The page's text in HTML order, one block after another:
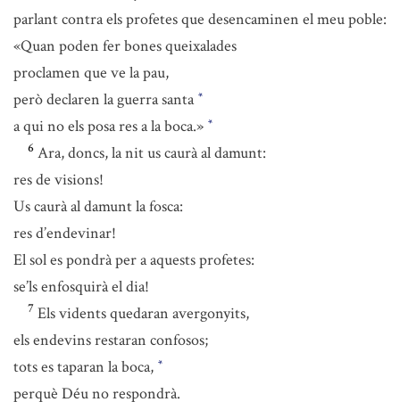
parlant contra els profetes que desencaminen el meu poble:
«Quan poden fer bones queixalades
proclamen que ve la pau,
però declaren la guerra santa *
a qui no els posa res a la boca.» *
6 Ara, doncs, la nit us caurà al damunt:
res de visions!
Us caurà al damunt la fosca:
res d’endevinar!
El sol es pondrà per a aquests profetes:
se’ls enfosquirà el dia!
7 Els vidents quedaran avergonyits,
els endevins restaran confosos;
tots es taparan la boca, *
perquè Déu no respondrà.